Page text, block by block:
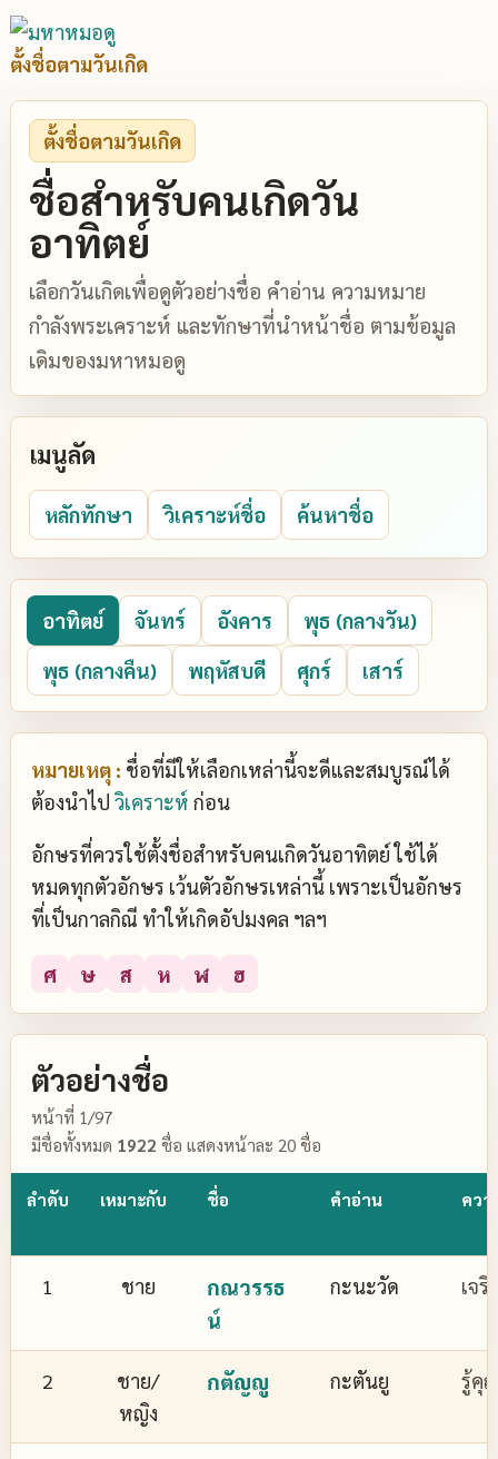
ตั้งชื่อตามวันเกิด
ตั้งชื่อตามวันเกิด
ชื่อสำหรับคนเกิดวัน
อาทิตย์
เลือกวันเกิดเพื่อดูตัวอย่างชื่อ คำอ่าน ความหมาย
กำลังพระเคราะห์ และทักษาที่นำหน้าชื่อ ตามข้อมูล
เดิมของมหาหมอดู
เมนูลัด
หลักทักษา วิเคราะห์ชื่อ ค้นหาชื่อ
อาทิตย์ จันทร์ อังคาร
พุธ (กลางวัน)
พุธ (กลางคืน)
พฤหัสบดี ศุกร์ เสาร์
หมายเหตุ : ชื่อที่มีให้เลือกเหล่านี้จะดีและสมบูรณ์ได้
ต้องนำไป วิเคราะห์ ก่อน
อักษรที่ควรใช้ตั้งชื่อสำหรับคนเกิดวันอาทิตย์ ใช้ได้
หมดทุกตัวอักษร เว้นตัวอักษรเหล่านี้ เพราะเป็นอักษร
ที่เป็นกาลกิณี ทำให้เกิดอัปมงคล ฯลฯ
ศ ษ ส ห ฬ ฮ
ตัวอย่างชื่อ
หน้าที่ 1/97
มีชื่อทั้งหมด 1922 ชื่อ แสดงหน้าละ 20 ชื่อ
ลำดับ เหมาะกับ ชื่อ คำอ่าน คว
1 ชาย
กณวรรธ
น์
กะนะวัด เจ
2
ชาย/
หญิง
กตัญญู กะตันยู รู้คุ